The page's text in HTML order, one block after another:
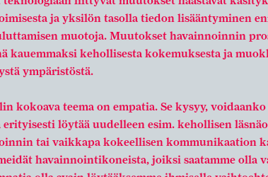
ja yksilön tasolla tiedon lisääntyminen
muotoja. Muutokset havainnoinnin
kauemmaksi kehollisesta kokemuksesta ja
ympäristöstä.
kokoava teema on empatia. Se kysyy,
erityisesti löytää uudelleen esim. kehollisen
tai vaikkapa kokeellisen kommunikaation
havainnointikoneista, joiksi saatamme olla